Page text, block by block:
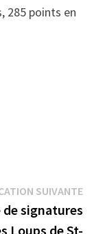
285 points en
SUIVANTE
de signatures
Loups de St-